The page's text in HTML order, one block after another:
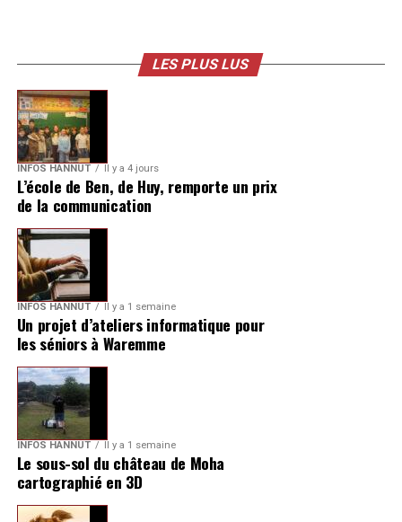
LES PLUS LUS
INFOS HANNUT Il y a 4 jours
L’école de Ben, de Huy, remporte un prix
de la communication
INFOS HANNUT Il y a 1 semaine
Un projet d’ateliers informatique pour
les séniors à Waremme
INFOS HANNUT Il y a 1 semaine
Le sous-sol du château de Moha
cartographié en 3D